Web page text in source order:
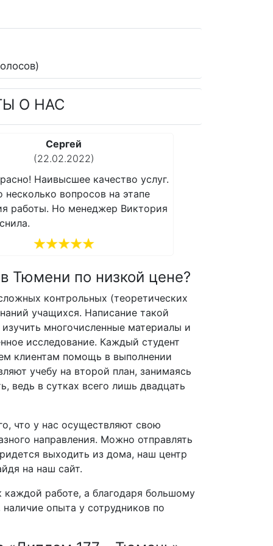
О НАС
Все прекрасно! Наивысшее качество услуг.
Возникло несколько вопросов на этапе
получения работы. Но менеджер Виктория
все объяснила.
Тюмени по низкой цене?
контрольных (теоретических
учащихся. Написание такой
многочисленные материалы и
исследование. Каждый студент
клиентам помощь в выполнении
учебу на второй план, занимаясь
ведь в сутках всего лишь двадцать
что у нас осуществляют свою
направления. Можно отправлять
выходить из дома, наш центр
на наш сайт.
работе, а благодаря большому
опыта у сотрудников по